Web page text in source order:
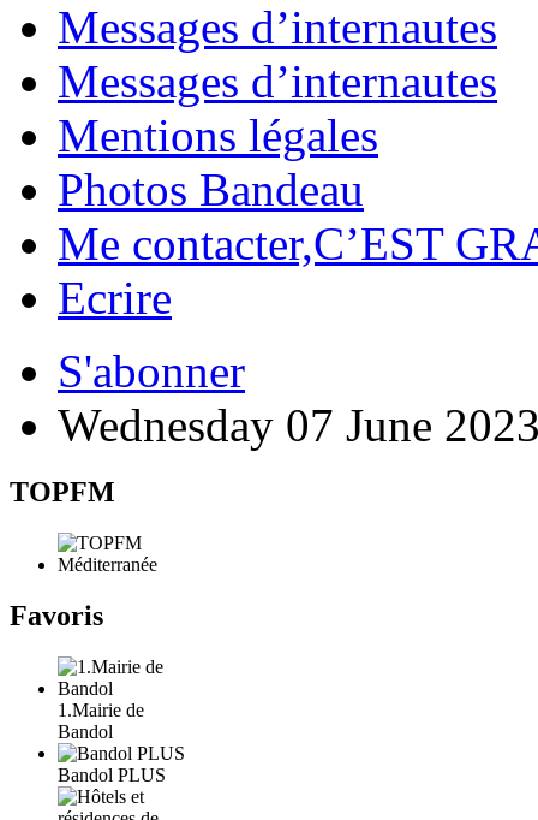
Messages d’internautes
Messages d’internautes
Mentions légales
Photos Bandeau
Me contacter,C’EST
Ecrire
S'abonner
Wednesday 07 June
TOPFM
Favoris
1.Mairie de
Bandol
Bandol PLUS